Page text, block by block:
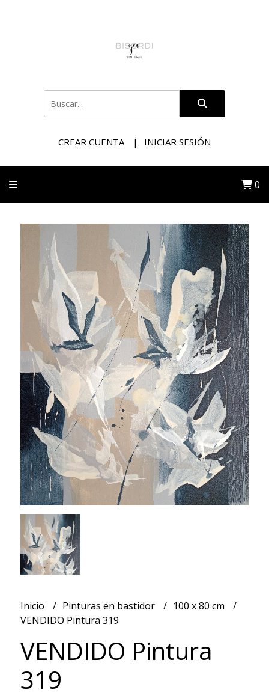
CREAR CUENTA INICIAR SESIÓN
0
Inicio Pinturas en bastidor
100 x 80 cm
VENDIDO Pintura 319
VENDIDO Pintura
319